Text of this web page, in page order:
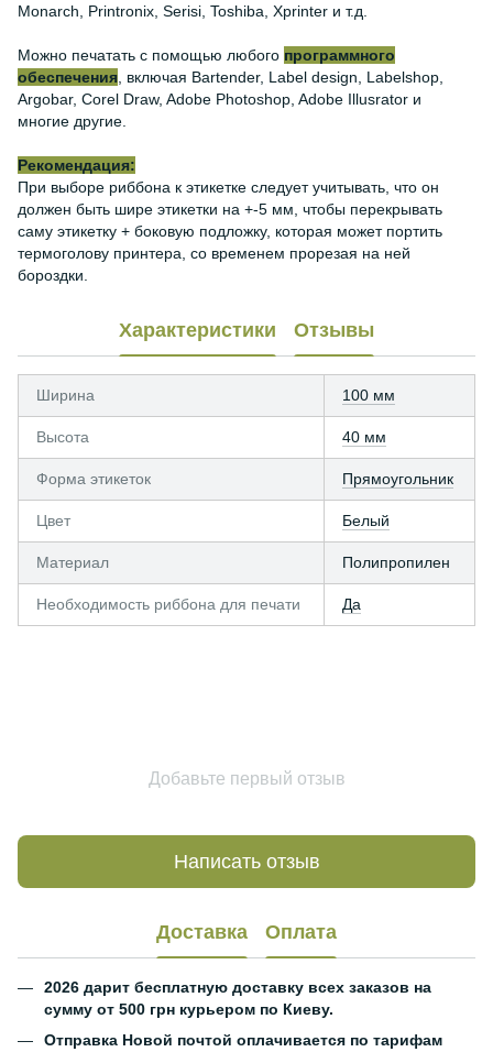
Monarch, Printronix, Serisi, Toshiba, Xprinter и т.д.
Можно печатать с помощью любого программного
обеспечения , включая Bartender, Label design, Labelshop,
Argobar, Corel Draw, Adobe Photoshop, Adobe Illusrator и
многие другие.
Рекомендация:
При выборе риббона к этикетке следует учитывать, что он
должен быть шире этикетки на +-5 мм, чтобы перекрывать
саму этикетку + боковую подложку, которая может портить
термоголову принтера, со временем прорезая на ней
бороздки.
Характеристики Отзывы
Ширина 100 мм
Высота 40 мм
Форма этикеток Прямоугольник
Цвет Белый
Материал Полипропилен
Необходимость риббона для печати Да
Добавьте первый отзыв
Написать отзыв
Доставка Оплата
2026 дарит бесплатную доставку всех заказов на
сумму от 500 грн курьером по Киеву.
Отправка Новой почтой оплачивается по тарифам